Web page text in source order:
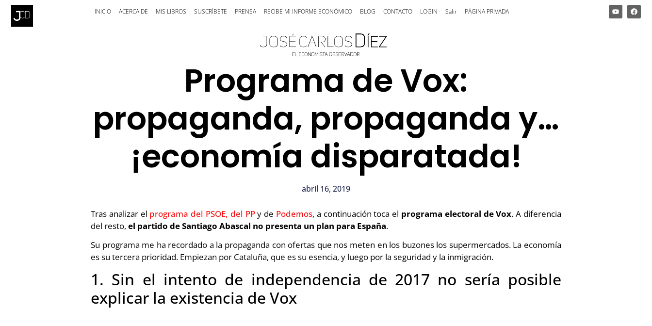
INICIO ACERCA DE MIS LIBROS SUSCRÍBETE PRENSA RECIBE MI INFORME ECONÓMICO BLOG CONTACTO LOGIN Salir PÁGINA PRIVADA
Programa de Vox:
propaganda, propaganda y…
¡economía disparatada!
abril 16, 2019
Tras analizar el programa del PSOE, del PPy de Podemos, a continuación toca el programa electoral de Vox. A diferencia
del resto, el partido de Santiago Abascal no presenta un plan para España.
Su programa me ha recordado a la propaganda con ofertas que nos meten en los buzones los supermercados. La economía
es su tercera prioridad. Empiezan por Cataluña, que es su esencia, y luego por la seguridad y la inmigración.
1. Sin el intento de independencia de 2017 no sería posible
explicar la existencia de Vox